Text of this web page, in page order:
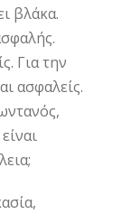
βλάκα.
Για την
ασφαλείς.